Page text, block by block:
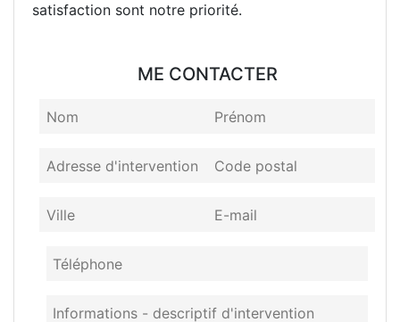
satisfaction sont notre priorité.
ME CONTACTER